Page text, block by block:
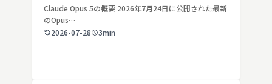
Claude Opus 5の概要 2026年7月24日に公開された最新
のOpus…
2026-07-28
3min